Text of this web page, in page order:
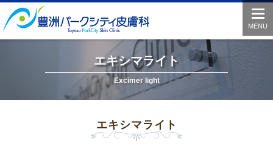
MENU
エキシマライト
Excimer light
エキシマライト